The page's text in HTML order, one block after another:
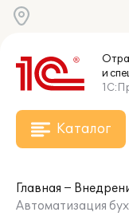
и
Каталог
Главная
Автоматизация